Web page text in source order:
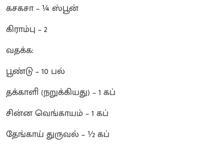
கசகசா – ¼ ஸ்பூன்
கிராம்பு – 2
வதக்க:
பூண்டு – 10 பல்
தக்காளி (நறுக்கியது) – 1 கப்
சின்ன வெங்காயம் – 1 கப்
தேங்காய் துருவல் – ½ கப்